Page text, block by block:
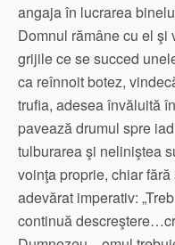
angaja în lucrarea
Domnul rămâne cu el şi
grijile ce se succed
ca reînnoit botez,
trufia, adesea învăluită
pavează drumul spre
tulburarea şi neliniştea
voinţa proprie, chiar
adevărat imperativ:
continuă